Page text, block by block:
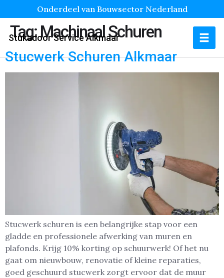
Onderdeel van Bouwsector Nederland
Stukadoor Service Alkmaar
Tag:Machinaal Schuren
Stucwerk Schuren Alkmaar
Stucwerk schuren is een belangrijke stap voor een
gladde en professionele afwerking van muren en
plafonds. Krijg 10% korting op schuurwerk! Of het nu
gaat om nieuwbouw, renovatie of kleine reparaties,
goed geschuurd stucwerk zorgt ervoor dat de muur